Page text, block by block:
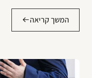
המשך קריאה